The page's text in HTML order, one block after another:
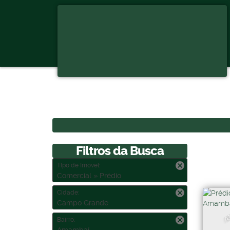
Filtros da Busca
Tipo de Imóvel:
Comercial » Prédio
Cidade:
Campo Grande
Bairro: